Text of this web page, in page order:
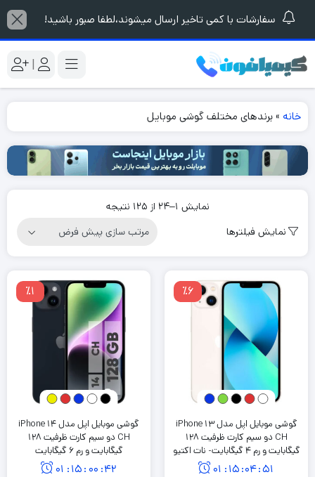
سفارشات با کمی تاخیر ارسال میشوند،لطفا صبور باشید!
|
خانه »برندهای مختلف گوشی موبایل
نمایش 1–24 از 125 نتیجه
نمایش فیلترها
٪6
گوشی موبایل اپل مدل iPhone 13
CH دو سیم‌ کارت ظرفیت 128
گیگابایت و رم 4 گیگابایت- نات اکتیو
50
:
04
:
15
:
01
٪1
گوشی موبایل اپل مدل iPhone 14
CH دو سیم کارت ظرفیت 128
گیگابایت و رم 6 گیگابایت
41
:
00
:
15
:
01